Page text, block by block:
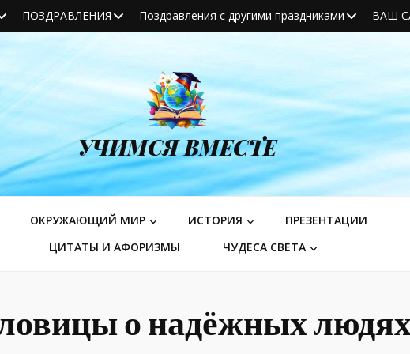
ПОЗДРАВЛЕНИЯ Поздравления с другими праздниками ВАШ
УЧИМСЯ ВМЕСТЕ
ОКРУЖАЮЩИЙ МИР ИСТОРИЯ ПРЕЗЕНТАЦИИ
ЦИТАТЫ И АФОРИЗМЫ
ЧУДЕСА СВЕТА
о надёжных